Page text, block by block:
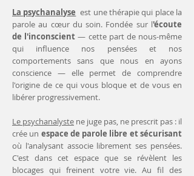
La psychanalyse est une thérapie qui place la
parole au cœur du soin. Fondée sur l'écoute
de l'inconscient— cette part de nous-même
qui influence nos pensées et nos
comportements sans que nous en ayons
conscience — elle permet de comprendre
l'origine de ce qui vous bloque et de vous en
libérer progressivement.
Le psychanalyste ne juge pas, ne prescrit pas : il
crée un espace de parole libre et sécurisant
où l'analysant associe librement ses pensées.
C'est dans cet espace que se révèlent les
blocages qui freinent votre vie. Au fil des